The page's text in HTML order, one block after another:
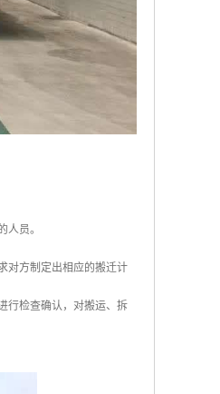
员。
对方制定出相应的搬迁计
行检查确认，对搬运、拆